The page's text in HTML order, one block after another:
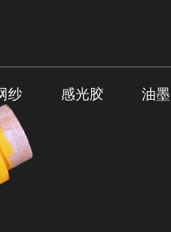
纱 感光胶 油墨